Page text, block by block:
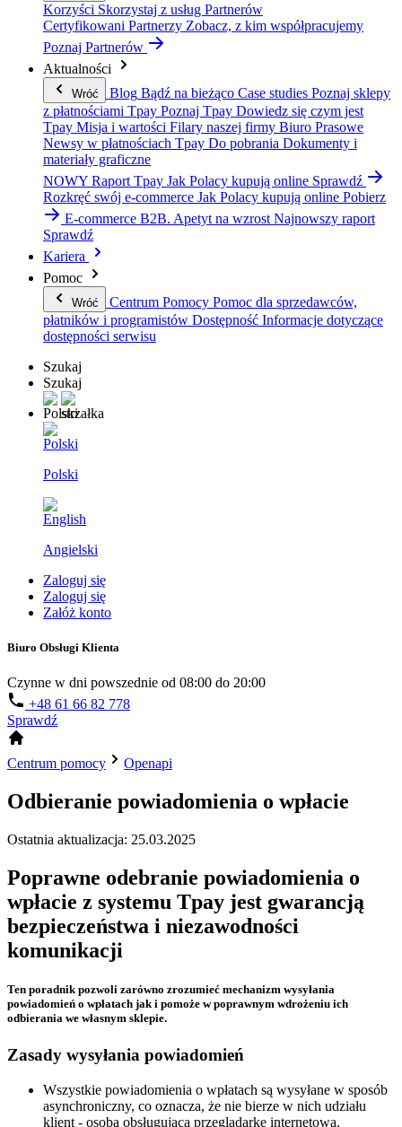
Korzyści Skorzystaj z usług Partnerów
Certyfikowani Partnerzy Zobacz, z kim współpracujemy
Poznaj Partnerów
Aktualności
Wróć Blog Bądź na bieżąco Case studies Poznaj sklepy
z płatnościami Tpay Poznaj Tpay Dowiedz się czym jest
Tpay Misja i wartości Filary naszej firmy Biuro Prasowe
Newsy w płatnościach Tpay Do pobrania Dokumenty i
materiały graficzne
NOWY Raport Tpay Jak Polacy kupują online Sprawdź
Rozkręć swój e-commerce Jak Polacy kupują online Pobierz
E-commerce B2B. Apetyt na wzrost Najnowszy raport
Sprawdź
Kariera
Pomoc
Wróć Centrum Pomocy Pomoc dla sprzedawców,
płatników i programistów Dostępność Informacje dotyczące
dostępności serwisu
Szukaj
Szukaj
Polski
Angielski
Zaloguj się
Zaloguj się
Załóż konto
Biuro Obsługi Klienta
Czynne w dni powszednie od 08:00 do 20:00
+48 61 66 82 778
Sprawdź
Centrum pomocy Openapi
Odbieranie powiadomienia o wpłacie
Ostatnia aktualizacja: 25.03.2025
Poprawne odebranie powiadomienia o
wpłacie z systemu Tpay jest gwarancją
bezpieczeństwa i niezawodności
komunikacji
Ten poradnik pozwoli zarówno zrozumieć mechanizm wysyłania
powiadomień o wpłatach jak i pomoże w poprawnym wdrożeniu ich
odbierania we własnym sklepie.
Zasady wysyłania powiadomień
Wszystkie powiadomienia o wpłatach są wysyłane w sposób
asynchroniczny, co oznacza, że nie bierze w nich udziału
klient - osoba obsługująca przeglądarkę internetową.